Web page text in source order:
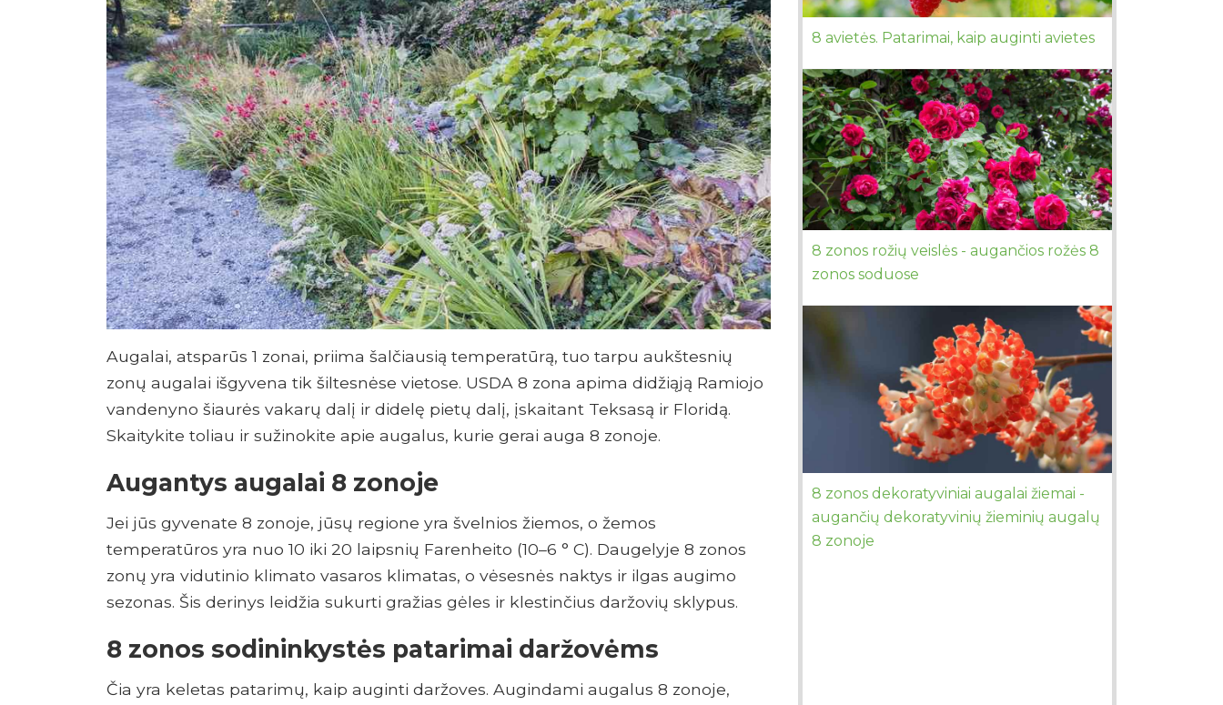
Augalai, atsparūs 1 zonai, priima šalčiausią temperatūrą, tuo tarpu aukštesnių
zonų augalai išgyvena tik šiltesnėse vietose. USDA 8 zona apima didžiąją Ramiojo
vandenyno šiaurės vakarų dalį ir didelę pietų dalį, įskaitant Teksasą ir Floridą.
Skaitykite toliau ir sužinokite apie augalus, kurie gerai auga 8 zonoje.
Augantys augalai 8 zonoje
Jei jūs gyvenate 8 zonoje, jūsų regione yra švelnios žiemos, o žemos
temperatūros yra nuo 10 iki 20 laipsnių Farenheito (10–6 ° C). Daugelyje 8 zonos
zonų yra vidutinio klimato vasaros klimatas, o vėsesnės naktys ir ilgas augimo
sezonas. Šis derinys leidžia sukurti gražias gėles ir klestinčius daržovių sklypus.
8 zonos sodininkystės patarimai daržovėms
Čia yra keletas patarimų, kaip auginti daržoves. Augindami augalus 8 zonoje,
8 avietės. Patarimai, kaip auginti avietes
8 zonos rožių veislės - augančios rožės 8
zonos soduose
8 zonos dekoratyviniai augalai žiemai -
augančių dekoratyvinių žieminių augalų
8 zonoje